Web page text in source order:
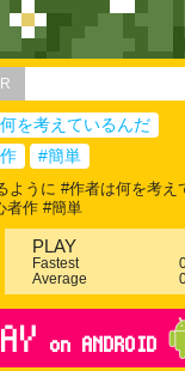
を考えているんだ
#簡単
ように #作者は何を考え
者作 #簡単
PLAY
Fastest
Average
on ANDROID